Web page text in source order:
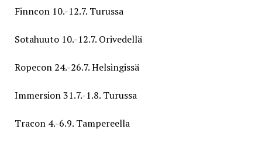
Finncon 10.-12.7. Turussa
Sotahuuto 10.-12.7. Orivedellä
Ropecon 24.-26.7. Helsingissä
Immersion 31.7.-1.8. Turussa
Tracon 4.-6.9. Tampereella